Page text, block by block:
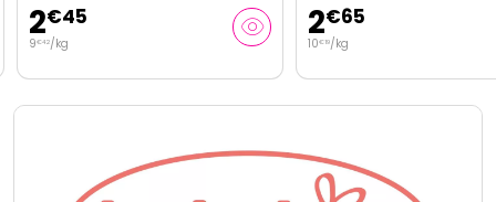
2€45
9€42/kg 2€65
10€ 19/kg